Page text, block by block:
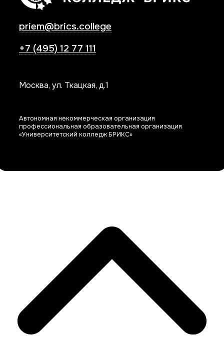
priem@brics.college
+7 (495) 12 77 111
Москва, ул. Ткацкая, д.1
Автономная некоммерческая организация
профессиональная образовательная организация
«Университетский колледж БРИКС»